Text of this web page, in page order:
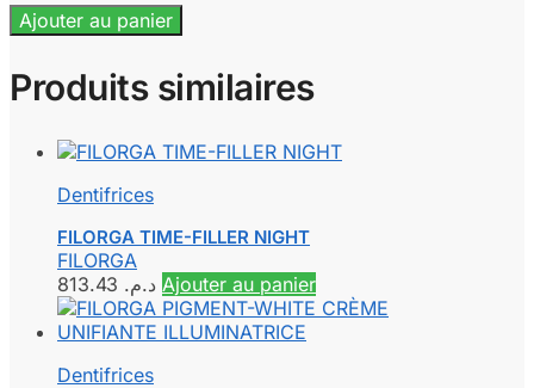
Ajouter au panier
Produits similaires
Dentifrices
FILORGA TIME-FILLER NIGHT
FILORGA
د.م. Ajouter au panier
Dentifrices